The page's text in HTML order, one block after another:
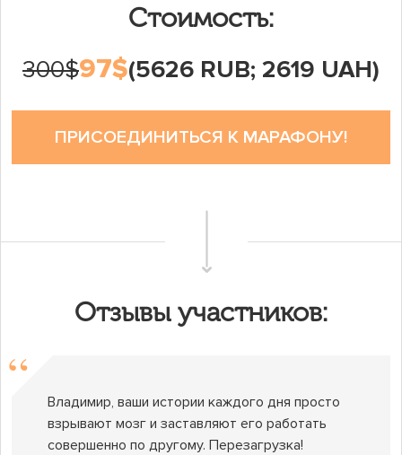
Стоимость:
300$97$(5626 RUB; 2619 UAH)
ПРИСОЕДИНИТЬСЯ К МАРАФОНУ!
Отзывы участников:
Владимир, ваши истории каждого дня просто
взрывают мозг и заставляют его работать
совершенно по другому. Перезагрузка!